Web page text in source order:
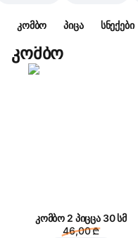
კომბო პიცა სნექები
კომბო
კომბო 2 პიცცა 30 სმ
46,00 ₾